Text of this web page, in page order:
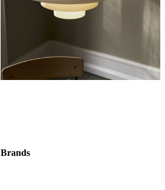
Brands